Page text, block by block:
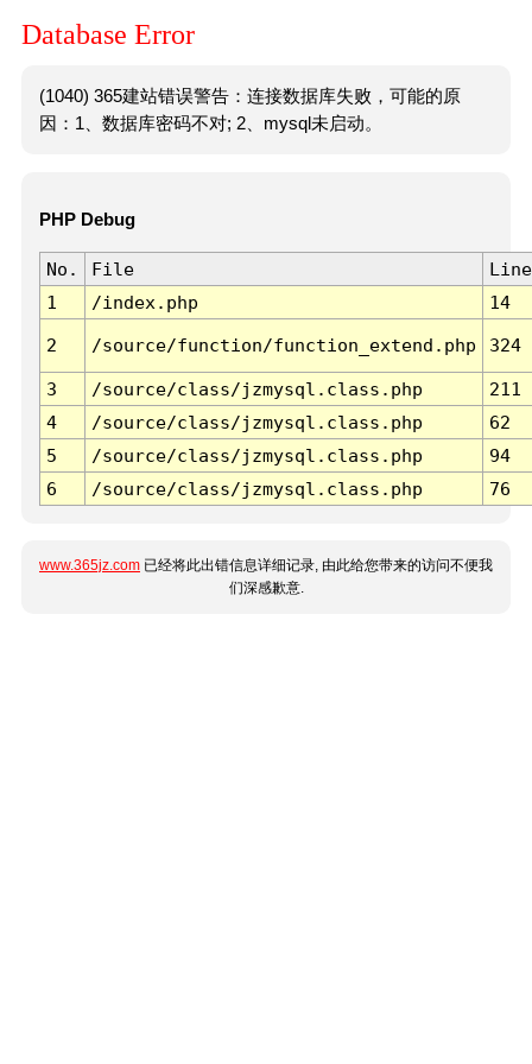
Database Error
(1040) 365建站错误警告：连接数据库失败，可能的原
因：1、数据库密码不对; 2、mysql未启动。
PHP Debug
No. File
Line
1
/index.php 14
2 /source/function/function_extend.php 324
3 /source/class/jzmysql.class.php
211
4
/source/class/jzmysql.class.php
62
5
/source/class/jzmysql.class.php
94
6
/source/class/jzmysql.class.php 76
www.365jz.com 已经将此出错信息详细记录, 由此给您带来的访问不便我
们深感歉意.